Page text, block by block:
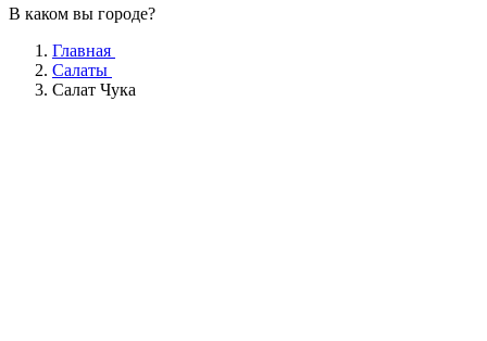
В каком вы городе?
Главная
Салаты
Салат Чука